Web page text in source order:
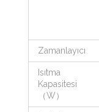
Zamanlayıcı
Isıtma
Kapasitesi
（W）